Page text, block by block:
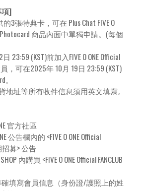
]
3張特典卡，可在 Plus Chat FIVE O
Photocard 商品內面中單獨申請。(每個
23:59 (KST)前加入FIVE O ONE Official
員，可在2025年 10月 19日 23:59 (KST)
地址等所有收件信息須用英文填寫。
官方社區
公告欄內的 <FIVE O ONE Official
招募> 公告
內購買 <FIVE O ONE Official FANCLUB
填寫會員信息（身份證/護照上的姓